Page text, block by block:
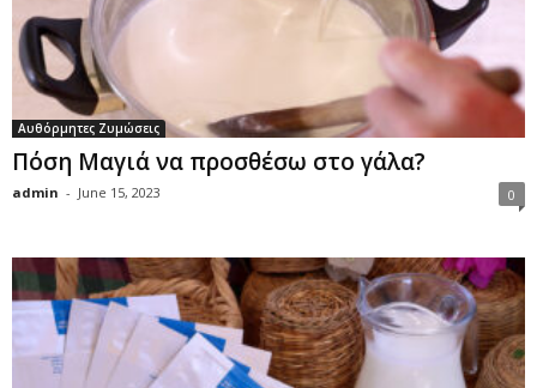
Αυθόρμητες Ζυμώσεις
Πόση Μαγιά να προσθέσω στο γάλα?
admin - June 15, 2023 0